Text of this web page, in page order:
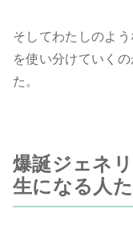
そしてわたしのよ
を使い分けていく
た。
爆誕ジェネ
生になる人